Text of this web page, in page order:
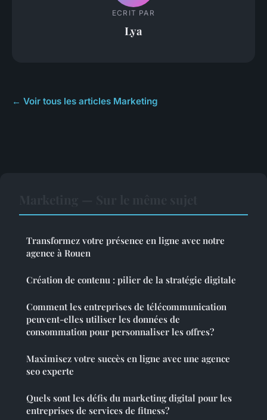
ECRIT PAR
Lya
← Voir tous les articles Marketing
Transformez votre présence en ligne avec notre
agence à Rouen
Création de contenu : pilier de la stratégie digitale
Comment les entreprises de télécommunication
peuvent-elles utiliser les données de
consommation pour personnaliser les offres?
Maximisez votre succès en ligne avec une agence
seo experte
Quels sont les défis du marketing digital pour les
entreprises de services de fitness?